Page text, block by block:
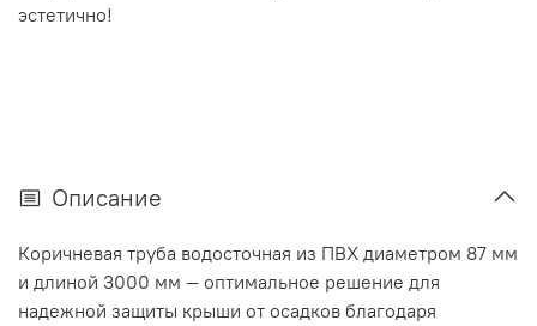
эстетично!
Описание
Коричневая труба водосточная из ПВХ диаметром 87 мм
и длиной 3000 мм — оптимальное решение для
надежной защиты крыши от осадков благодаря